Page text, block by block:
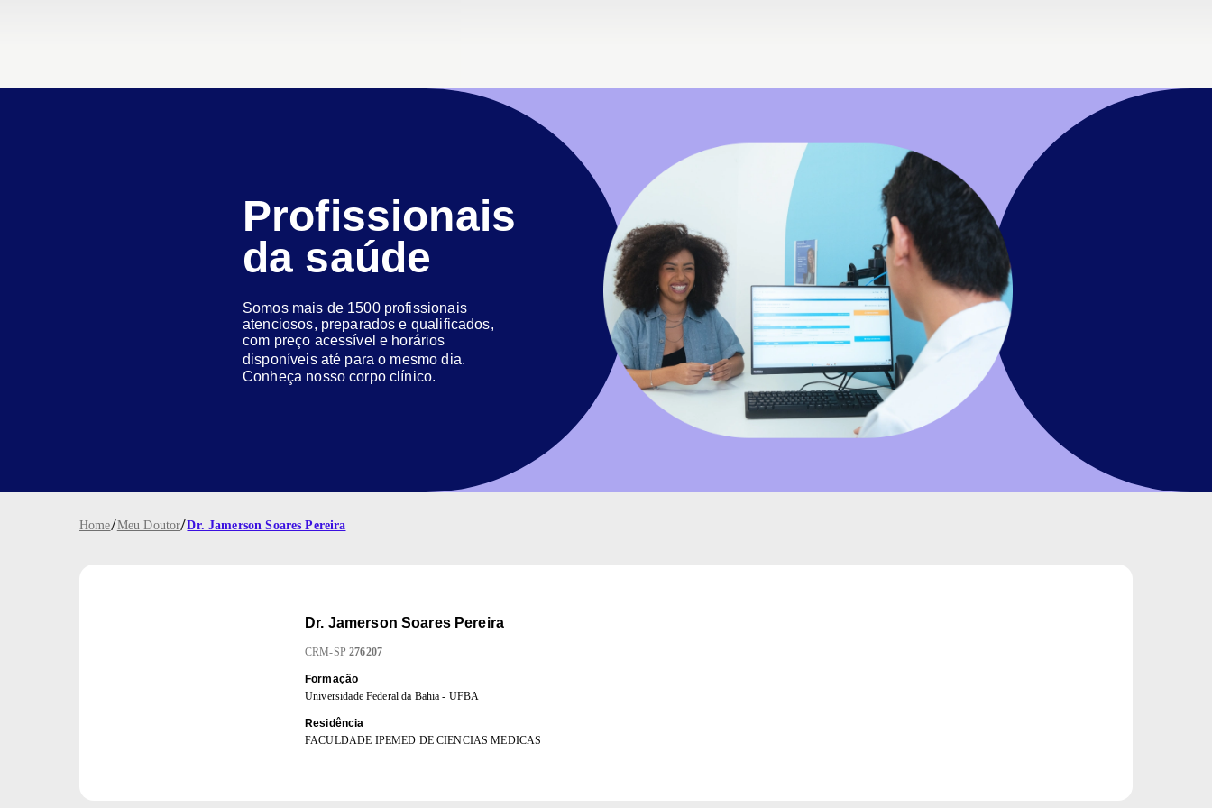
Profissionais
da saúde
Somos mais de 1500 profissionais
atenciosos, preparados e qualificados,
com preço acessível e horários
disponíveis até para o mesmo dia.
Conheça nosso corpo clínico.
Home/Meu Doutor/Dr. Jamerson Soares Pereira
Dr. Jamerson Soares Pereira
CRM-SP 276207
Formação
Universidade Federal da Bahia - UFBA
Residência
FACULDADE IPEMED DE CIENCIAS MEDICAS